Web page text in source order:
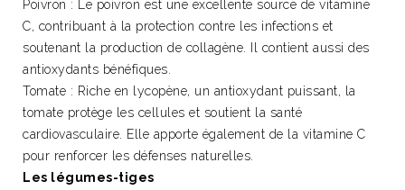
Poivron : Le poivron est une excellente source de vitamine
C, contribuant à la protection contre les infections et
soutenant la production de collagène. Il contient aussi des
antioxydants bénéfiques.
Tomate : Riche en lycopène, un antioxydant puissant, la
tomate protège les cellules et soutient la santé
cardiovasculaire. Elle apporte également de la vitamine C
pour renforcer les défenses naturelles.
Les légumes-tiges